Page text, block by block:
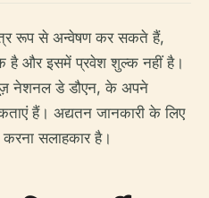
रूप से अन्वेषण कर सकते हैं,
है और इसमें प्रवेश शुल्क नहीं है।
नेशनल डे डौएन, के अपने
हैं। अद्यतन जानकारी के लिए
सलाहकार है।